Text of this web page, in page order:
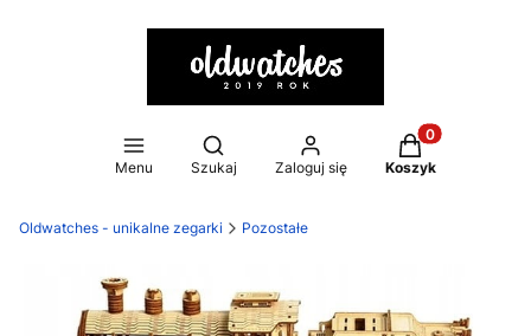
Menu
Otwórz wyszukiwarkę
Szukaj Zaloguj się
Produkty w
Koszyk
Oldwatches - unikalne zegarki Pozostałe